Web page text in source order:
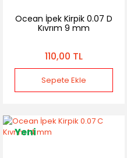
Ocean İpek Kirpik 0.07 D
Kıvrım 9 mm
110,00 TL
Sepete Ekle
Yeni